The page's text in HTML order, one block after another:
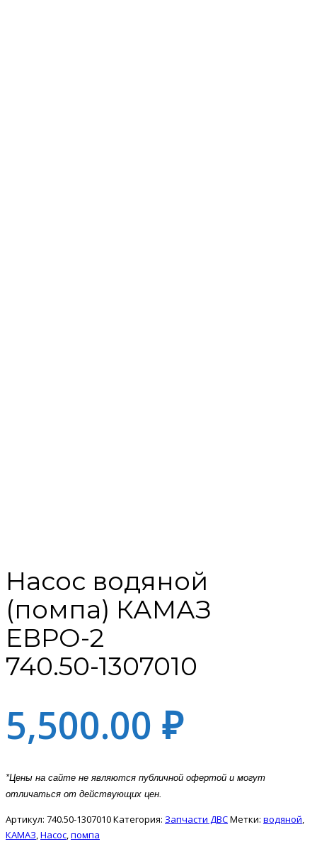
Насос водяной
(помпа) КАМАЗ
ЕВРО-2
740.50-1307010
5,500.00 ₽
*Цены на сайте не являются публичной офертой и могут
отличаться от действующих цен.
Артикул: 740.50-1307010Категория: Запчасти ДВСМетки: водяной,
КАМАЗ,Насос,помпа